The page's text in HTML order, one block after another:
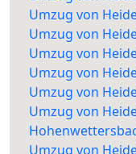
Umzug von
Umzug von
Umzug von
Umzug von
Umzug von
Umzug von
Umzug von